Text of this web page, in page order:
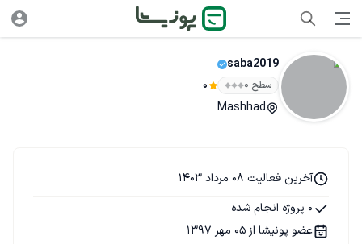
saba2019
سطح ۰ 0
Mashhad
آخرین فعالیت 08 مرداد 1403
0 پروژه انجام شده
عضو پونیشا از 05 مهر 1397